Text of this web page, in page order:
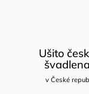
Ušito
v České